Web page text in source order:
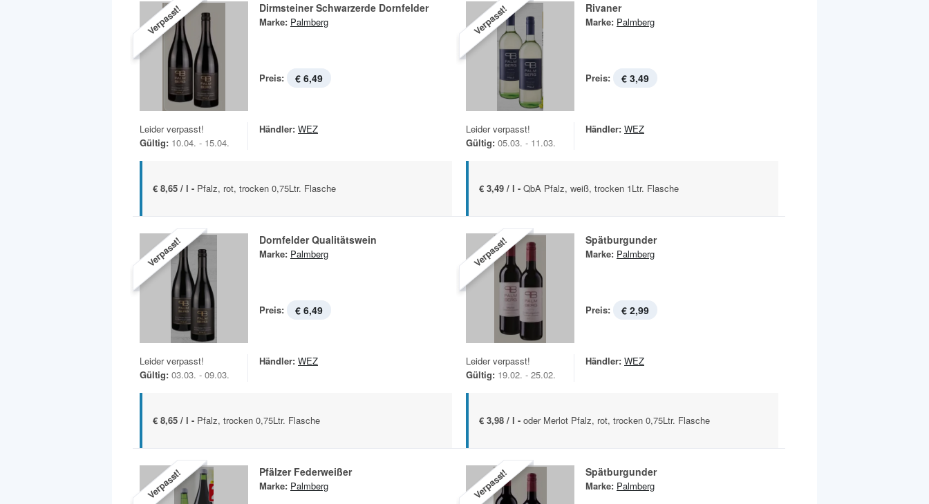
Verpasst! Dirmsteiner Schwarzerde Dornfelder
Marke: Palmberg
Preis: € 6,49
Leider verpasst!
Gültig: 10.04. - 15.04.
Händler: WEZ
€ 8,65 / l - Pfalz, rot, trocken 0,75Ltr. Flasche
Verpasst! Rivaner
Marke: Palmberg
Preis: € 3,49
Leider verpasst!
Gültig: 05.03. - 11.03.
Händler: WEZ
€ 3,49 / l - QbA Pfalz, weiß, trocken 1Ltr. Flasche
Verpasst! Dornfelder Qualitätswein
Marke: Palmberg
Preis: € 6,49
Leider verpasst!
Gültig: 03.03. - 09.03.
Händler: WEZ
€ 8,65 / l - Pfalz, trocken 0,75Ltr. Flasche
Verpasst! Spätburgunder
Marke: Palmberg
Preis: € 2,99
Leider verpasst!
Gültig: 19.02. - 25.02.
Händler: WEZ
€ 3,98 / l - oder Merlot Pfalz, rot, trocken 0,75Ltr. Flasche
Verpasst! Pfälzer Federweißer
Marke: Palmberg Verpasst! Spätburgunder
Marke: Palmberg